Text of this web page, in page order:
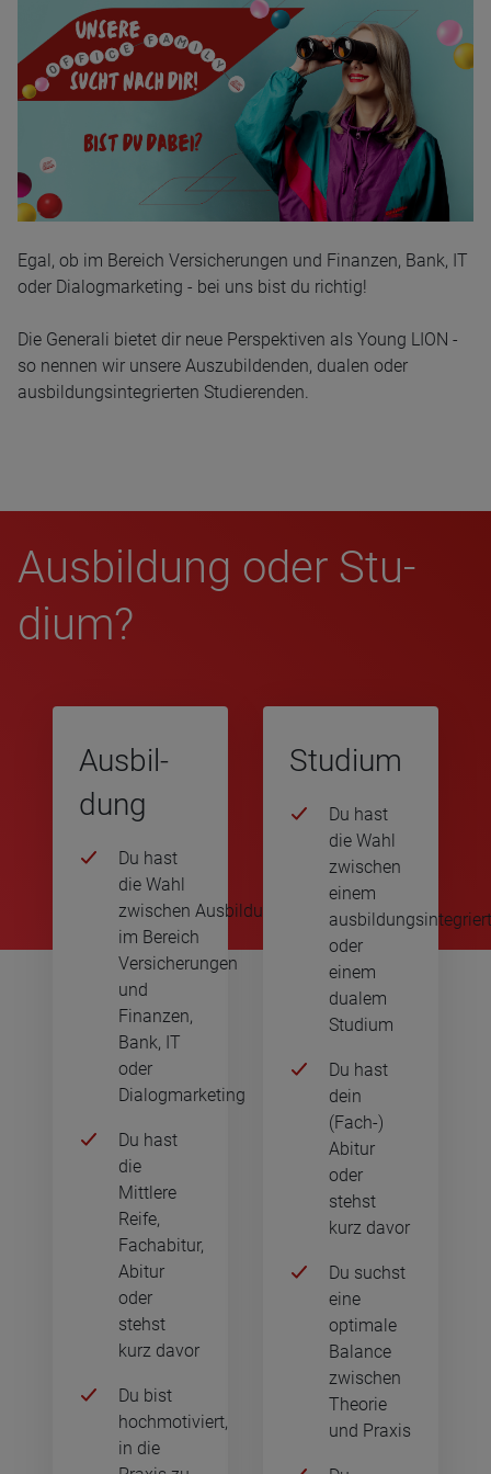
Egal, ob im Bereich Versicherungen und Finanzen, Bank, IT
oder Dialogmarketing - bei uns bist du richtig!
Die Generali bietet dir neue Perspektiven als Young LION -
so nennen wir unsere Auszubildenden, dualen oder
ausbildungsintegrierten Studierenden.
Aus­bil­dung oder Stu­
dium?
Aus­bil­
dung
Du hast
die Wahl
zwischen Ausbildungsberufen
im Bereich
Versicherungen
und
Finanzen,
Bank, IT
oder
Dialogmarketing
Du hast
die
Mittlere
Reife,
Fachabitur,
Abitur
oder
stehst
kurz davor
Du bist
hochmotiviert,
in die
Stu­dium
Du hast
die Wahl
zwischen
einem
oder
einem
dualem
Studium
Du hast
dein
(Fach-)
Abitur
oder
stehst
kurz davor
Du suchst
eine
optimale
Balance
zwischen
Theorie
und Praxis